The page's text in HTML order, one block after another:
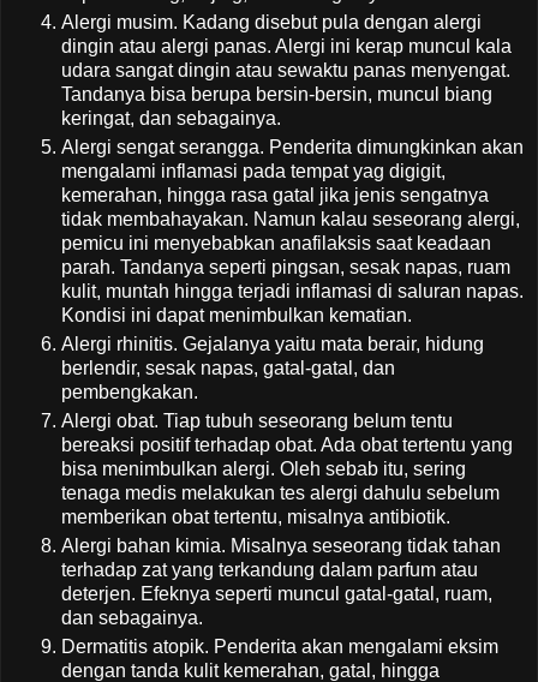
Alergi musim. Kadang disebut pula dengan alergi
dingin atau alergi panas. Alergi ini kerap muncul kala
udara sangat dingin atau sewaktu panas menyengat.
Tandanya bisa berupa bersin-bersin, muncul biang
keringat, dan sebagainya.
Alergi sengat serangga. Penderita dimungkinkan akan
mengalami inflamasi pada tempat yag digigit,
kemerahan, hingga rasa gatal jika jenis sengatnya
tidak membahayakan. Namun kalau seseorang alergi,
pemicu ini menyebabkan anafilaksis saat keadaan
parah. Tandanya seperti pingsan, sesak napas, ruam
kulit, muntah hingga terjadi inflamasi di saluran napas.
Kondisi ini dapat menimbulkan kematian.
Alergi rhinitis. Gejalanya yaitu mata berair, hidung
berlendir, sesak napas, gatal-gatal, dan
pembengkakan.
Alergi obat. Tiap tubuh seseorang belum tentu
bereaksi positif terhadap obat. Ada obat tertentu yang
bisa menimbulkan alergi. Oleh sebab itu, sering
tenaga medis melakukan tes alergi dahulu sebelum
memberikan obat tertentu, misalnya antibiotik.
Alergi bahan kimia. Misalnya seseorang tidak tahan
terhadap zat yang terkandung dalam parfum atau
deterjen. Efeknya seperti muncul gatal-gatal, ruam,
dan sebagainya.
Dermatitis atopik. Penderita akan mengalami eksim
dengan tanda kulit kemerahan, gatal, hingga